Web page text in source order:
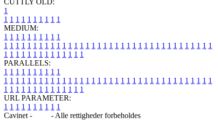
1
1 1 1 1 1 1 1 1 1 1
MEDIUM:
1 1 1 1 1 1 1 1 1 1
1 1 1 1 1 1 1 1 1 1 1 1 1 1 1 1 1 1 1 1 1 1 1 1 1 1 1 1 1 1 1 1 1 1 1 1
1 1 1 1 1 1 1 1 1 1 1 1 1 1
PARALLELS:
1 1 1 1 1 1 1 1 1 1
1 1 1 1 1 1 1 1 1 1 1 1 1 1 1 1 1 1 1 1 1 1 1 1 1 1 1 1 1 1 1 1 1 1 1 1
1 1 1 1 1 1 1 1 1 1 1 1 1 1
URL PARAMETER:
1 1 1 1 1 1 1 1 1 1
Cavinet -
- Alle rettigheder forbeholdes